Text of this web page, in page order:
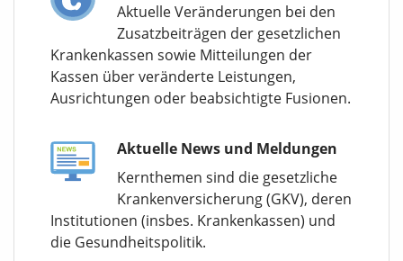
Aktuelle Veränderungen bei den
Zusatzbeiträgen der gesetzlichen
Krankenkassen sowie Mitteilungen der
Kassen über veränderte Leistungen,
Ausrichtungen oder beabsichtigte Fusionen.
Aktuelle News und Meldungen
Kernthemen sind die gesetzliche
Krankenversicherung (GKV), deren
Institutionen (insbes. Krankenkassen) und
die Gesundheitspolitik.